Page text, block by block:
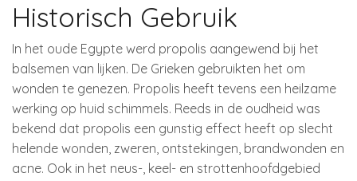
Historisch Gebruik
In het oude Egypte werd propolis aangewend bij het
balsemen van lijken. De Grieken gebruikten het om
wonden te genezen. Propolis heeft tevens een heilzame
werking op huid schimmels. Reeds in de oudheid was
bekend dat propolis een gunstig effect heeft op slecht
helende wonden, zweren, ontstekingen, brandwonden en
acne. Ook in het neus-, keel- en strottenhoofdgebied